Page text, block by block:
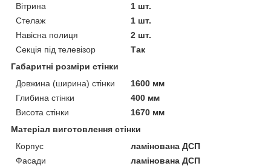
Вітрина
1 шт.
Стелаж
1 шт.
Навісна полиця
2 шт.
Секція під телевізор
Так
Габаритні розміри стінки
Довжина (ширина) стінки
1600 мм
Глибина стінки
400 мм
Висота стінки
1670 мм
Матеріал виготовлення стінки
Корпус
ламінована ДСП
Фасади
ламінована ДСП